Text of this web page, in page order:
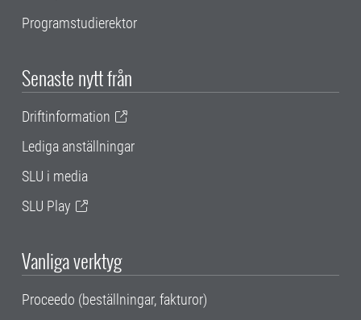
Programstudierektor
Senaste nytt från
Driftinformation
Lediga anställningar
SLU i media
SLU Play
Vanliga verktyg
Proceedo (beställningar, fakturor)